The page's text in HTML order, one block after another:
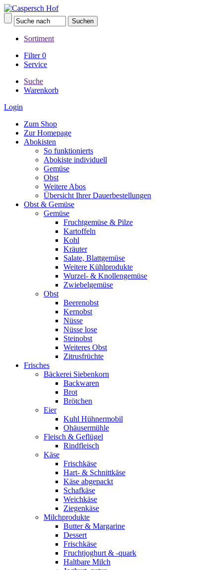
Sortiment
Filter0
Service
Suche
Warenkorb
Login
Zum Shop
Zur Homepage
Abokisten
So funktionierts
Abokiste individuell
Gemüse
Obst
Weitere Abos
Übersicht Ihrer Dauerbestellungen
Obst & Gemüse
Gemüse
Fruchtgemüse & Pilze
Kartoffeln
Kohl
Kräuter
Salate, Blattgemüse
Weitere Kühlprodukte
Wurzel- & Knollengemüse
Zwiebelgemüse
Obst
Beerenobst
Kernobst
Nüsse
Nüsse lose
Steinobst
Weiteres Obst
Zitrusfrüchte
Frisches
Bäckerei Siebenkorn
Backwaren
Brot
Brötchen
Eier
Kuhl Hühnermobil
Ohäusermühle
Fleisch & Geflügel
Rindfleisch
Käse
Frischkäse
Hart- & Schnittkäse
Käse abgepackt
Schafkäse
Weichkäse
Ziegenkäse
Milchprodukte
Butter & Margarine
Dessert
Frischkäse
Fruchtjoghurt & -quark
Haltbare Milch